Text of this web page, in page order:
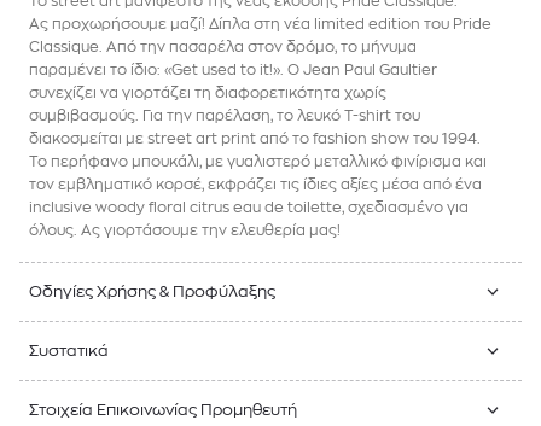
Ας προχωρήσουμε μαζί! Δίπλα στη νέα limited edition του Pride
Classique. Από την πασαρέλα στον δρόμο, το μήνυμα
παραμένει το ίδιο: «Get used to it!». Ο Jean Paul Gaultier
συνεχίζει να γιορτάζει τη διαφορετικότητα χωρίς
συμβιβασμούς. Για την παρέλαση, το λευκό T-shirt του
διακοσμείται με street art print από το fashion show του 1994.
Το περήφανο μπουκάλι, με γυαλιστερό μεταλλικό φινίρισμα και
τον εμβληματικό κορσέ, εκφράζει τις ίδιες αξίες μέσα από ένα
inclusive woody floral citrus eau de toilette, σχεδιασμένο για
όλους. Ας γιορτάσουμε την ελευθερία μας!
Οδηγίες Χρήσης & Προφύλαξης
Συστατικά
Στοιχεία Επικοινωνίας Προμηθευτή